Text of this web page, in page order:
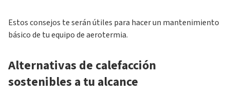
Estos consejos te serán útiles para hacer un mantenimiento
básico de tu equipo de aerotermia.
Alternativas de calefacción
sostenibles a tu alcance